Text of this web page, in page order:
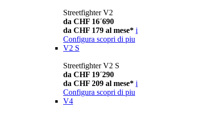
Streetfighter V2
da CHF 16´690
da CHF 179 al mese* i
Configura scopri di piu
V2 S
Streetfighter V2 S
da CHF 19´290
da CHF 209 al mese* i
Configura scopri di piu
V4